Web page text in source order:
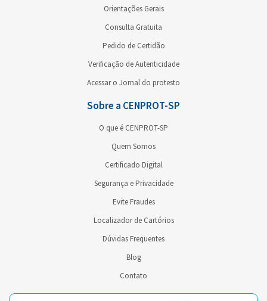
Orientações Gerais
Consulta Gratuita
Pedido de Certidão
Verificação de Autenticidade
Acessar o Jornal do protesto
Sobre a CENPROT-SP
O que é CENPROT-SP
Quem Somos
Certificado Digital
Segurança e Privacidade
Evite Fraudes
Localizador de Cartórios
Dúvidas Frequentes
Blog
Contato